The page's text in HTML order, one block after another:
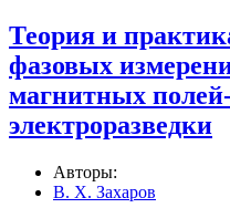
Теория и
фазовых
магнитных
электроразведки
Авторы:
В. Х. Захаров